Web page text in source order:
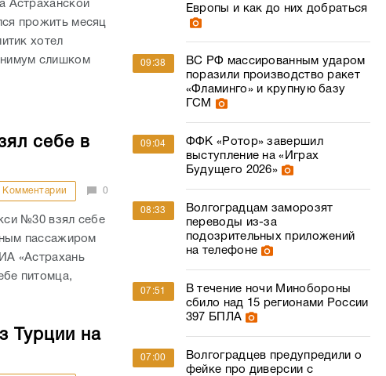
Астраханской
прожить месяц
хотел
слишком
себе в
Комментарии 0
№30 взял себе
пассажиром
«Астрахань
питомца,
Турции на
Европы и как до них добраться
09:38
ВС РФ массированным ударом
поразили производство ракет
«Фламинго» и крупную базу
ГСМ
09:04
ФФК «Ротор» завершил
выступление на «Играх
Будущего 2026»
08:33
Волгоградцам заморозят
переводы из-за
подозрительных приложений
на телефоне
07:51
В течение ночи Минобороны
сбило над 15 регионами России
397 БПЛА
07:00
Волгоградцев предупредили о
фейке про диверсии с